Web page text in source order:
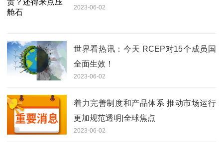
2023-06-02
世界看热讯：今天 RCEP对15个成员国
全面生效！
2023-06-02
着力完善制度和产品体系 推动市场运行
更加规范透明|全球焦点
2023-06-02